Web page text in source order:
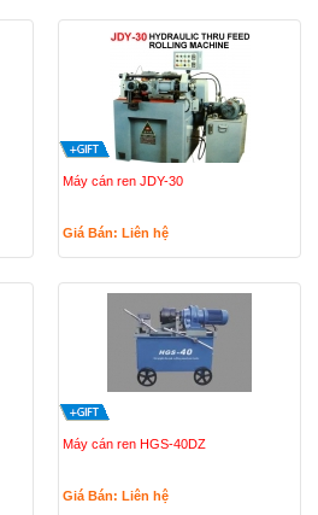
Máy cán ren JDY-30
Giá Bán: Liên hệ
Máy cán ren HGS-40DZ
Giá Bán: Liên hệ